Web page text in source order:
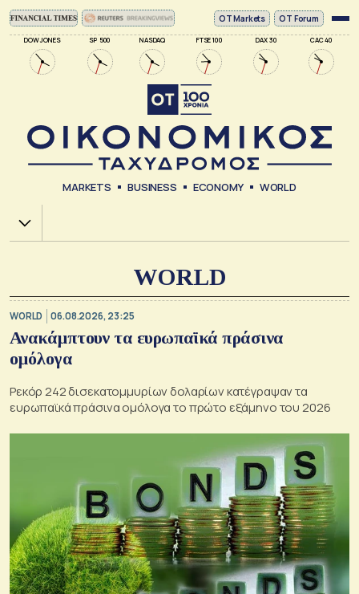
DOW JONES SP 500 NASDAQ FTSE 100 DAX 30 CAC 40
ΟΤ Markets OT Forum
MARKETS BUSINESS ECONOMY WORLD
Χ.Α.
WORLD
WORLD 06.08.2026, 23:25
Ανακάμπτουν τα ευρωπαϊκά πράσινα
ομόλογα
Ρεκόρ 242 δισεκατομμυρίων δολαρίων κατέγραψαν τα
ευρωπαϊκά πράσινα ομόλογα το πρώτο εξάμηνο του 2026